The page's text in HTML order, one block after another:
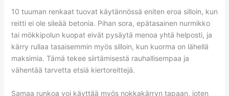
10 tuuman renkaat tuovat käytännössä eniten eroa silloin, kun
reitti ei ole sileää betonia. Pihan sora, epätasainen nurmikko
tai mökkipolun kuopat eivät pysäytä menoa yhtä helposti, ja
kärry rullaa tasaisemmin myös silloin, kun kuorma on lähellä
maksimia. Tämä tekee siirtämisestä rauhallisempaa ja
vähentää tarvetta etsiä kiertoreittejä.
Samaa runkoa voi käyttää myös nokkakärryn tapaan, joten